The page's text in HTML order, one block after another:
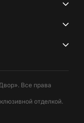
Все права
отделкой.